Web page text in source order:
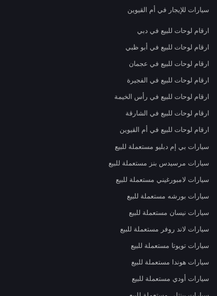
سيارات للإيجار في أم القيوين
ارقام لوحات للبيع في دبي
ارقام لوحات للبيع في أبو ظبي
ارقام لوحات للبيع في عجمان
ارقام لوحات للبيع في الفجيرة
ارقام لوحات للبيع في رأس الخيمة
ارقام لوحات للبيع في الشارقة
ارقام لوحات للبيع في أم القيوين
سيارات بي إم دبليو مستعملة للبيع
سيارات مرسيدس بنز مستعملة للبيع
سيارات لامبورغيني مستعملة للبيع
سيارات بورشه مستعملة للبيع
سيارات نيسان مستعملة للبيع
سيارات لاند روفر مستعملة للبيع
سيارات تويوتا مستعملة للبيع
سيارات هوندا مستعملة للبيع
سيارات أودي مستعملة للبيع